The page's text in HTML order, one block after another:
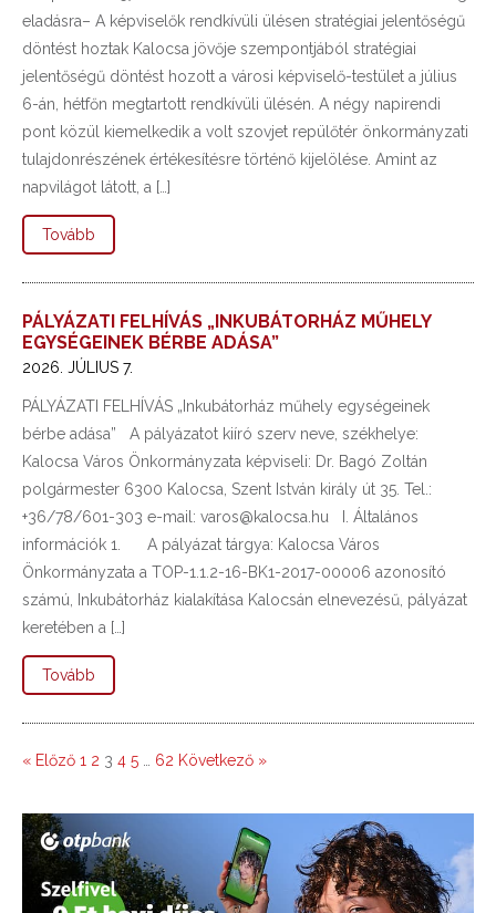
eladásra– A képviselők rendkívüli ülésen stratégiai jelentőségű
döntést hoztak Kalocsa jövője szempontjából stratégiai
jelentőségű döntést hozott a városi képviselő-testület a július
6-án, hétfőn megtartott rendkívüli ülésén. A négy napirendi
pont közül kiemelkedik a volt szovjet repülőtér önkormányzati
tulajdonrészének értékesítésre történő kijelölése. Amint az
napvilágot látott, a […]
Tovább
PÁLYÁZATI FELHÍVÁS „INKUBÁTORHÁZ MŰHELY
EGYSÉGEINEK BÉRBE ADÁSA”
2026. JÚLIUS 7.
PÁLYÁZATI FELHÍVÁS „Inkubátorház műhely egységeinek
bérbe adása” A pályázatot kiíró szerv neve, székhelye:
Kalocsa Város Önkormányzata képviseli: Dr. Bagó Zoltán
polgármester 6300 Kalocsa, Szent István király út 35. Tel.:
+36/78/601-303 e-mail: varos@kalocsa.hu I. Általános
információk 1. A pályázat tárgya: Kalocsa Város
Önkormányzata a TOP-1.1.2-16-BK1-2017-00006 azonosító
számú, Inkubátorház kialakítása Kalocsán elnevezésű, pályázat
keretében a […]
Tovább
« Előző 1 2 3 4 5 62 Következő »